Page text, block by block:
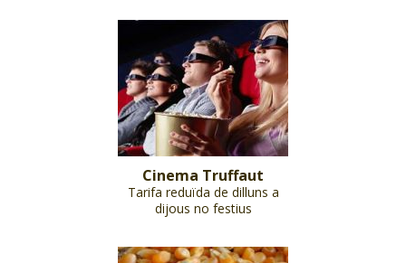
Cinema Truffaut
Tarifa reduïda de dilluns a
dijous no festius